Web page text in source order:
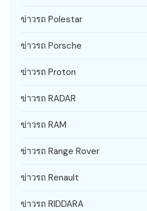
ข่าวรถ Polestar
ข่าวรถ Porsche
ข่าวรถ Proton
ข่าวรถ RADAR
ข่าวรถ RAM
ข่าวรถ Range Rover
ข่าวรถ Renault
ข่าวรถ RIDDARA